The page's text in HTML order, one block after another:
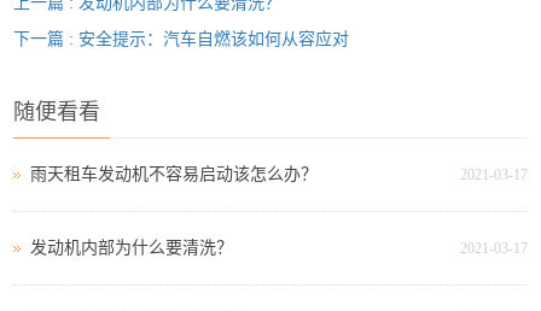
下一篇 : 安全提示：汽车自燃该如何从容应对
随便看看
2021-03-17
雨天租车发动机不容易启动该怎么办？
2021-03-17
发动机内部为什么要清洗？